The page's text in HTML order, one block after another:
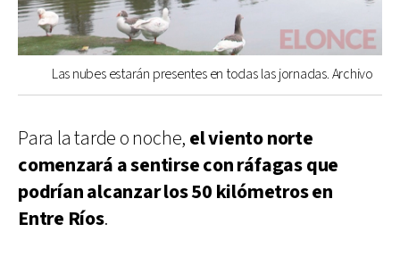
Las nubes estarán presentes en todas las jornadas. Archivo
Para la tarde o noche, el viento norte
comenzará a sentirse con ráfagas que
podrían alcanzar los 50 kilómetros en
Entre Ríos.